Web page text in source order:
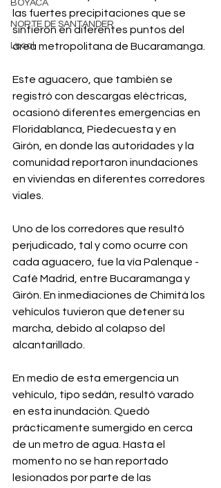
BOYACÁ
NORTE DE SANTANDER
Local
las fuertes precipitaciones que se
sintieron en diferentes puntos del
área metropolitana de Bucaramanga.
Este aguacero, que también se
registró con descargas eléctricas,
ocasionó diferentes emergencias en
Floridablanca, Piedecuesta y en
Girón, en donde las autoridades y la
comunidad reportaron inundaciones
en viviendas en diferentes corredores
viales.
Uno de los corredores que resultó
perjudicado, tal y como ocurre con
cada aguacero, fue la vía Palenque -
Café Madrid, entre Bucaramanga y
Girón. En inmediaciones de Chimitá los
vehículos tuvieron que detener su
marcha, debido al colapso del
alcantarillado.
En medio de esta emergencia un
vehículo, tipo sedán, resultó varado
en esta inundación. Quedó
prácticamente sumergido en cerca
de un metro de agua. Hasta el
momento no se han reportado
lesionados por parte de las